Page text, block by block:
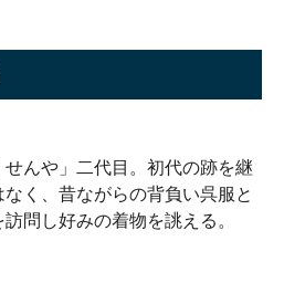
んや」二代目。初代の跡を継
く、昔ながらの背負い呉服と
問し好みの着物を誂える。